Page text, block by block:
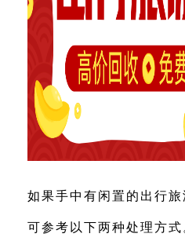
如果手中有闲置的出行旅
可参考以下两种处理方式